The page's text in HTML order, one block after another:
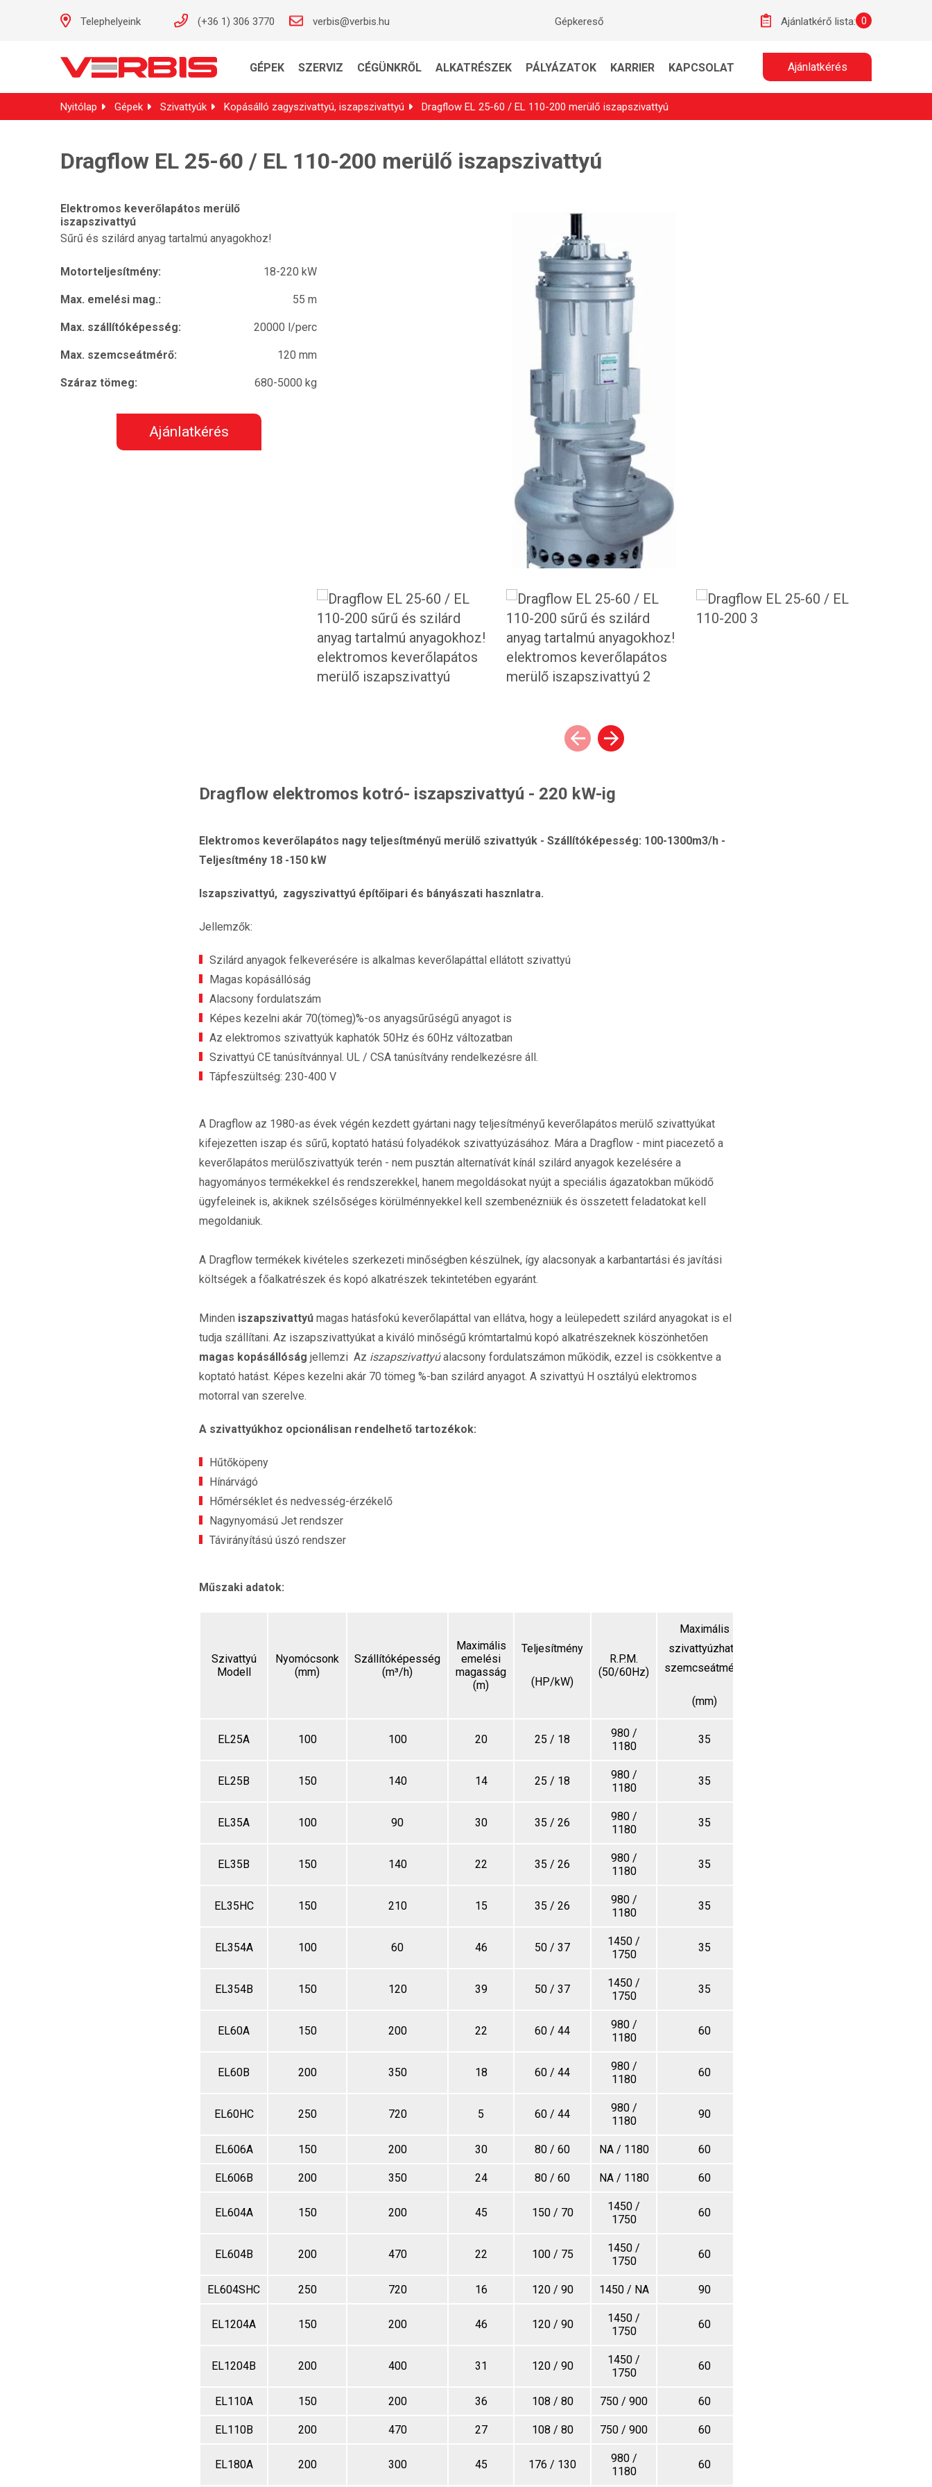
Telephelyeink (+36 1) 306 3770 verbis@verbis.hu Gépkereső Ajánlatkérő lista: 0
GÉPEK SZERVIZ CÉGÜNKRŐL ALKATRÉSZEK PÁLYÁZATOK KARRIER KAPCSOLAT Ajánlatkérés
Nyitólap Gépek Szivattyúk Kopásálló zagyszivattyú, iszapszivattyú Dragflow EL 25-60 / EL 110-200 merülő iszapszivattyú
Dragflow EL 25-60 / EL 110-200 merülő iszapszivattyú
Elektromos keverőlapátos merülő
iszapszivattyú
Sűrű és szilárd anyag tartalmú anyagokhoz!
Motorteljesítmény: 18-220 kW
Max. emelési mag.: 55 m
Max. szállítóképesség: 20000 l/perc
Max. szemcseátmérő: 120 mm
Száraz tömeg: 680-5000 kg
Ajánlatkérés
Dragflow elektromos kotró- iszapszivattyú - 220 kW-ig
Elektromos keverőlapátos nagy teljesítményű merülő szivattyúk - Szállítóképesség: 100-1300m3/h -
Teljesítmény 18 -150 kW
Iszapszivattyú, zagyszivattyú építőipari és bányászati hasznlatra.
Jellemzők:
Szilárd anyagok felkeverésére is alkalmas keverőlapáttal ellátott szivattyú
Magas kopásállóság
Alacsony fordulatszám
Képes kezelni akár 70(tömeg)%-os anyagsűrűségű anyagot is
Az elektromos szivattyúk kaphatók 50Hz és 60Hz változatban
Szivattyú CE tanúsítvánnyal. UL / CSA tanúsítvány rendelkezésre áll.
Tápfeszültség: 230-400 V
A Dragflow az 1980-as évek végén kezdett gyártani nagy teljesítményű keverőlapátos merülő szivattyúkat
kifejezetten iszap és sűrű, koptató hatású folyadékok szivattyúzásához. Mára a Dragflow - mint piacezető a
keverőlapátos merülőszivattyúk terén - nem pusztán alternatívát kínál szilárd anyagok kezelésére a
hagyományos termékekkel és rendszerekkel, hanem megoldásokat nyújt a speciális ágazatokban működő
ügyfeleinek is, akiknek szélsőséges körülménnyekkel kell szembenézniük és összetett feladatokat kell
megoldaniuk.
A Dragflow termékek kivételes szerkezeti minőségben készülnek, így alacsonyak a karbantartási és javítási
költségek a főalkatrészek és kopó alkatrészek tekintetében egyaránt.
Minden iszapszivattyú magas hatásfokú keverőlapáttal van ellátva, hogy a leülepedett szilárd anyagokat is el
tudja szállítani. Az iszapszivattyúkat a kiváló minőségű krómtartalmú kopó alkatrészeknek köszönhetően
magas kopásállóság jellemzi Az iszapszivattyúalacsony fordulatszámon működik, ezzel is csökkentve a
koptató hatást. Képes kezelni akár 70 tömeg %-ban szilárd anyagot. A szivattyú H osztályú elektromos
motorral van szerelve.
A szivattyúkhoz opcionálisan rendelhető tartozékok:
Hűtőköpeny
Hínárvágó
Hőmérséklet és nedvesség-érzékelő
Nagynyomású Jet rendszer
Távirányítású úszó rendszer
Műszaki adatok:
Szivattyú
Modell
Nyomócsonk
(mm)
Szállítóképesség
(m³/h)
Maximális
emelési
magasság
(m)
Teljesítmény
(HP/kW)
R.P.M.
(50/60Hz)
Maximális
szivattyúzható
szemcseátmérő
(mm)
EL25A 100 100 20 25 / 18
980 /
1180
35
EL25B 150 140 14 25 / 18
980 /
1180
35
EL35A 100 90 30 35 / 26
980 /
1180
35
EL35B 150 140 22 35 / 26
980 /
1180
35
EL35HC 150 210 15 35 / 26
980 /
1180
35
EL354A 100 60 46 50 / 37
1450 /
1750
35
EL354B 150 120 39 50 / 37
1450 /
1750
35
EL60A 150 200 22 60 / 44
980 /
1180
60
EL60B 200 350 18 60 / 44
980 /
1180
60
EL60HC 250 720 5 60 / 44
980 /
1180
90
EL606A 150 200 30 80 / 60 NA / 1180 60
EL606B 200 350 24 80 / 60 NA / 1180 60
EL604A 150 200 45 150 / 70
1450 /
1750
60
EL604B 200 470 22 100 / 75
1450 /
1750
60
EL604SHC 250 720 16 120 / 90 1450 / NA 90
EL1204A 150 200 46 120 / 90
1450 /
1750
60
EL1204B 200 400 31 120 / 90
1450 /
1750
60
EL110A 150 200 36 108 / 80 750 / 900 60
EL110B 200 470 27 108 / 80 750 / 900 60
EL180A 200 300 45 176 / 130
980 /
1180
60